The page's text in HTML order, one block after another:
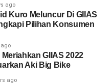
ago
Kuro Meluncur Di GIIAS
Pilihan Konsumen
GIIAS 2022
Aki Big Bike
ago